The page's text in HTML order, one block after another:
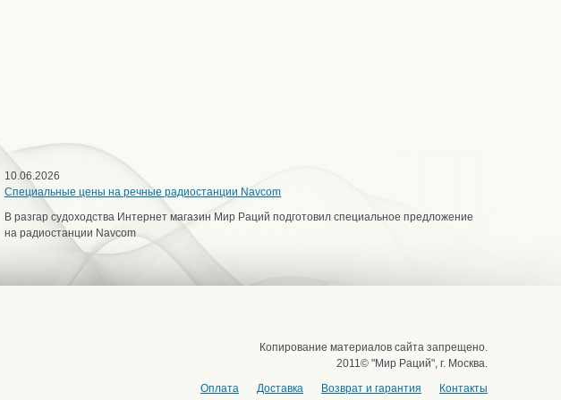
10.06.2026
Специальные цены на речные радиостанции Navcom
В разгар судоходства Интернет магазин Мир Раций подготовил специальное предложение
на радиостанции Navcom
Копирование материалов сайта запрещено.
2011© "Мир Раций", г. Москва.
Оплата
Доставка Возврат и гарантия Контакты